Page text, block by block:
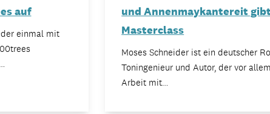
auf
einmal mit
und Annenmaykantereit gibt
Masterclass
Moses Schneider ist ein deutscher
Toningenieur und Autor, der vor
Arbeit mit…